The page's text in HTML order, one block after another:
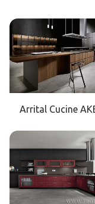
Arrital Cucine